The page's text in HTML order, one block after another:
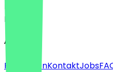
Deutsch
English
About
Für FirmenKontaktJobs